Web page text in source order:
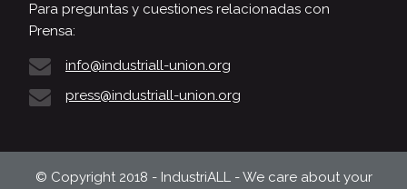
Para preguntas y cuestiones relacionadas con
Prensa:
info@industriall-union.org
press@industriall-union.org
© Copyright 2018 - IndustriALL - We care about your